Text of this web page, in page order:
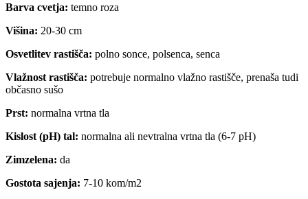
Barva cvetja: temno roza
Višina: 20-30 cm
Osvetlitev rastišča: polno sonce, polsenca, senca
Vlažnost rastišča: potrebuje normalno vlažno rastišče, prenaša tudi
občasno sušo
Prst: normalna vrtna tla
Kislost (pH) tal: normalna ali nevtralna vrtna tla (6-7 pH)
Zimzelena: da
Gostota sajenja: 7-10 kom/m2